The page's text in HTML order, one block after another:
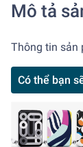
Mô tả
Thông tin sản
Có thể bạn